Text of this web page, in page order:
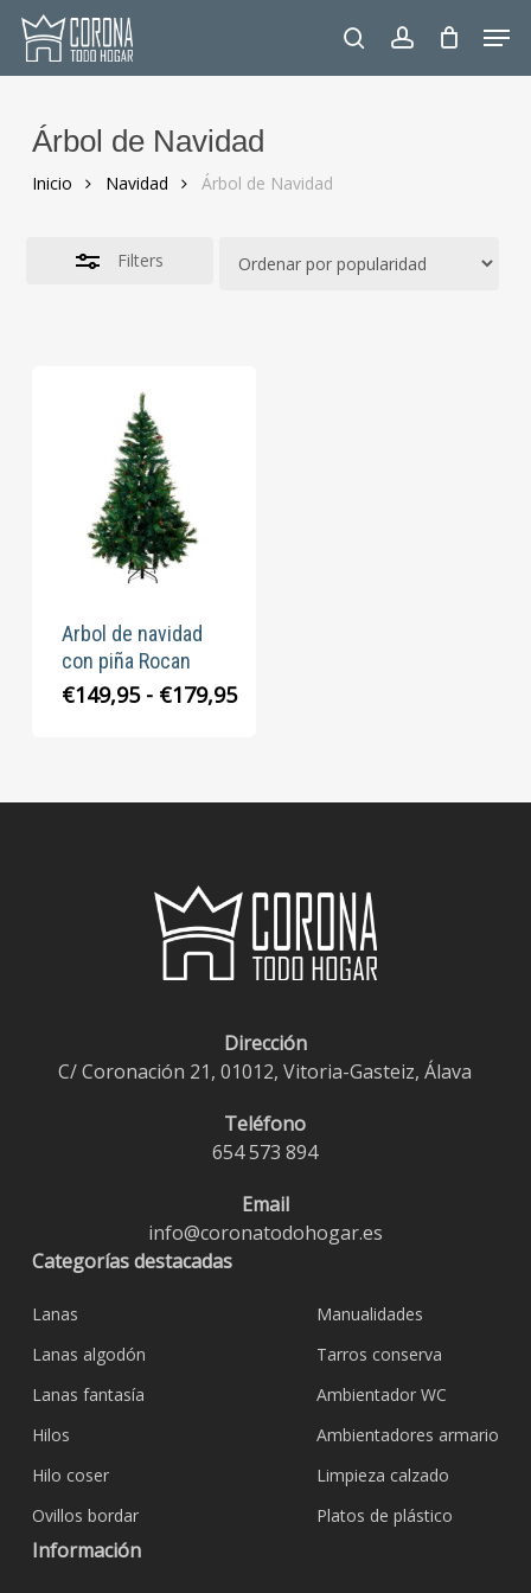
Skip
main
searchaccount
Árbol de Navidad
Inicio Navidad Árbol de Navidad
Filters
Arbol de navidad
con piña Rocan
€149,95 - €179,95Rango
€149,95
Close
Filters
Dirección
C/ Coronación 21, 01012, Vitoria-Gasteiz, Álava
Teléfono
654 573 894
Email
info@coronatodohogar.es
Categorías destacadas
Lanas
Lanas algodón
Lanas fantasía
Hilos
Hilo coser
Ovillos bordar
Manualidades
Tarros conserva
Ambientador WC
Ambientadores armario
Limpieza calzado
Platos de plástico
Información